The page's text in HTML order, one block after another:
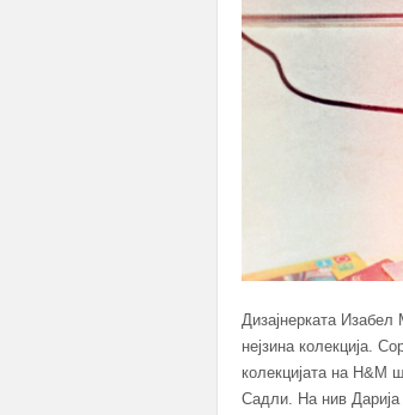
Дизајнерката Изабел
нејзина колекција.
колекцијата на H&M
Садли. На нив Дарија